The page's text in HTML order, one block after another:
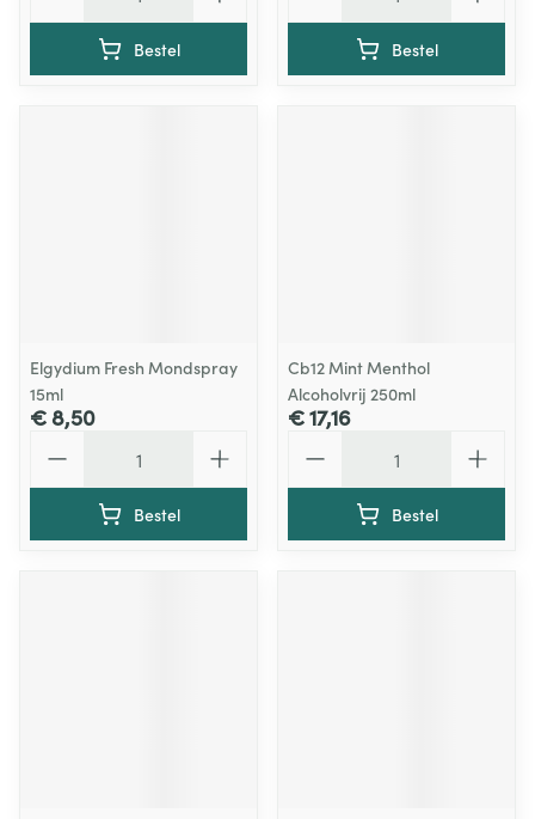
Bestel Bestel
Elgydium Fresh Mondspray
15ml
€ 8,50
Bestel
Cb12 Mint Menthol
Alcoholvrij 250ml
€ 17,16
Bestel